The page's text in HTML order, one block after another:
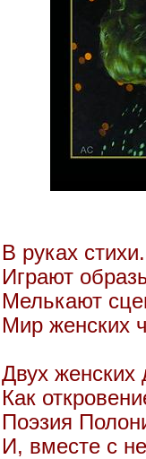
В руках
Играют
Мелькают
Мир женских
Двух
Как
Поэзия
И, вместе с